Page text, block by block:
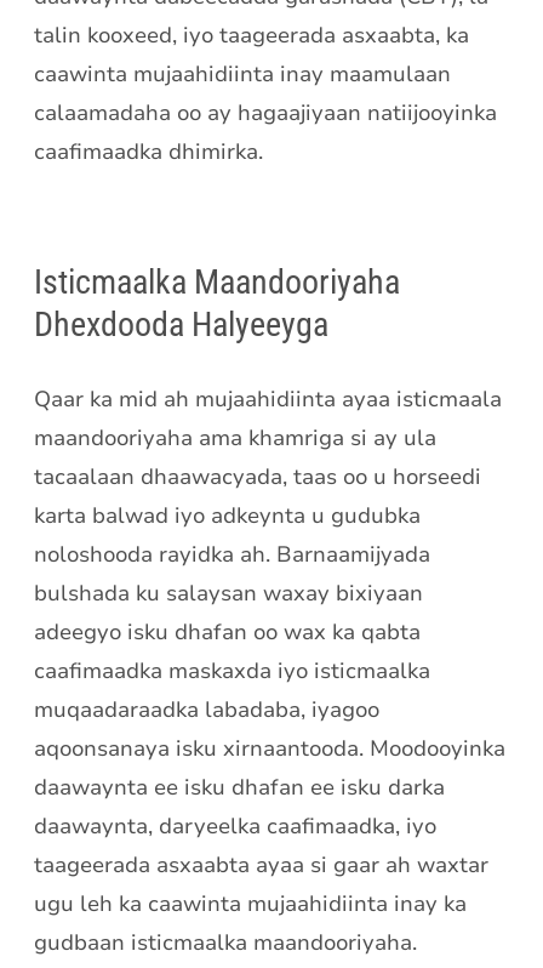
talin kooxeed, iyo taageerada asxaabta, ka
caawinta mujaahidiinta inay maamulaan
calaamadaha oo ay hagaajiyaan natiijooyinka
caafimaadka dhimirka.
Isticmaalka Maandooriyaha
Dhexdooda Halyeeyga
Qaar ka mid ah mujaahidiinta ayaa isticmaala
maandooriyaha ama khamriga si ay ula
tacaalaan dhaawacyada, taas oo u horseedi
karta balwad iyo adkeynta u gudubka
noloshooda rayidka ah. Barnaamijyada
bulshada ku salaysan waxay bixiyaan
adeegyo isku dhafan oo wax ka qabta
caafimaadka maskaxda iyo isticmaalka
muqaadaraadka labadaba, iyagoo
aqoonsanaya isku xirnaantooda. Moodooyinka
daawaynta ee isku dhafan ee isku darka
daawaynta, daryeelka caafimaadka, iyo
taageerada asxaabta ayaa si gaar ah waxtar
ugu leh ka caawinta mujaahidiinta inay ka
gudbaan isticmaalka maandooriyaha.